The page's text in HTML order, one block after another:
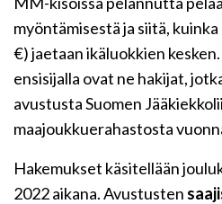
myöntämisestä ja siitä,
€) jaetaan ikäluokkien
ensisijalla ovat ne hakijat,
avustusta Suomen
maajoukkuerahastosta
Hakemukset käsitellään
2022 aikana. Avustusten